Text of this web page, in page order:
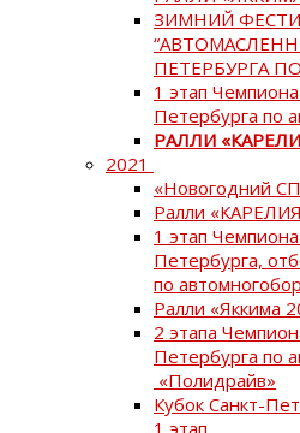
ЗИМНИЙ
ПЕТЕРБУРГА
1 этап
Петербурга по
РАЛЛИ
2021
«Новогодний
Ралли
1 этап
Петербурга,
по
Ралли «Яккима
2 этапа
Петербурга по
«Полидрайв»
Кубок Санкт-
1 этап